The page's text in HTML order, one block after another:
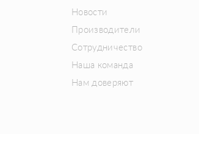
Новости
Производители
Сотрудничество
Наша команда
Нам доверяют